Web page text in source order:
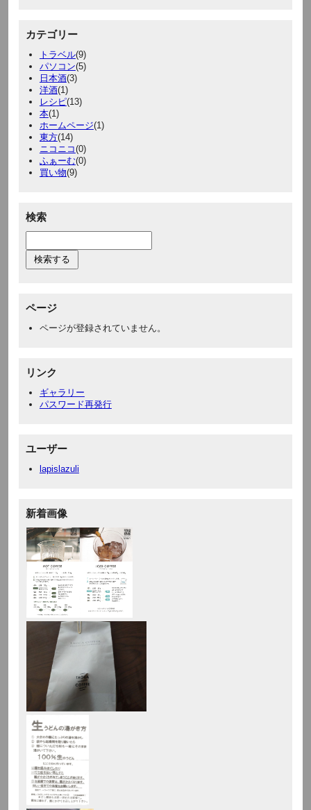
カテゴリー
トラベル(9)
パソコン(5)
日本酒(3)
洋酒(1)
レシピ(13)
本(1)
ホームページ(1)
東方(14)
ニコニコ(0)
ふぁーむ(0)
買い物(9)
検索
ページ
ページが登録されていません。
リンク
ギャラリー
パスワード再発行
ユーザー
lapislazuli
新着画像